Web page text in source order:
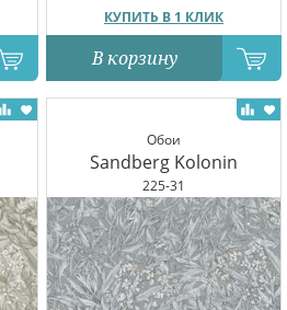
КУПИТЬ В 1 КЛИК
В корзину
Обои
Sandberg Kolonin
225-31